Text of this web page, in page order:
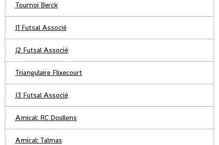
Tournoi Berck
J1 Futsal Associé
J2 Futsal Associé
Triangulaire Flixecourt
J3 Futsal Associé
Amical: RC Doullens
Amical: Talmas